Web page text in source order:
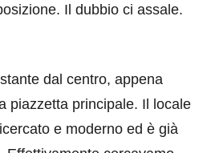
Il dubbio ci assale.
dal centro, appena
piazzetta principale. Il locale
e moderno ed è già